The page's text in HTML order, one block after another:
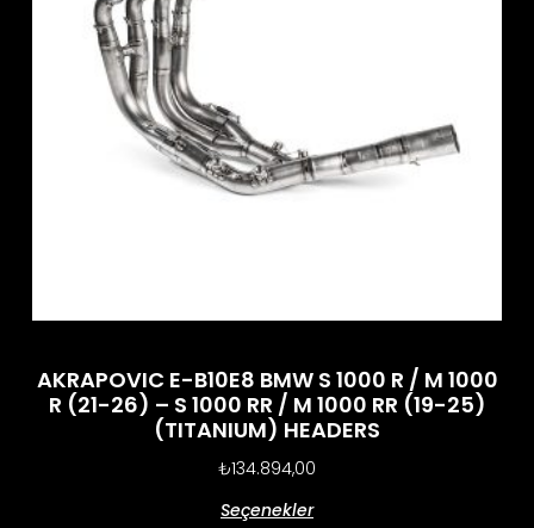
AKRAPOVIC E-B10E8 BMW S 1000 R / M 1000
R (21-26) – S 1000 RR / M 1000 RR (19-25)
(TITANIUM) HEADERS
₺134.894,00
Seçenekler